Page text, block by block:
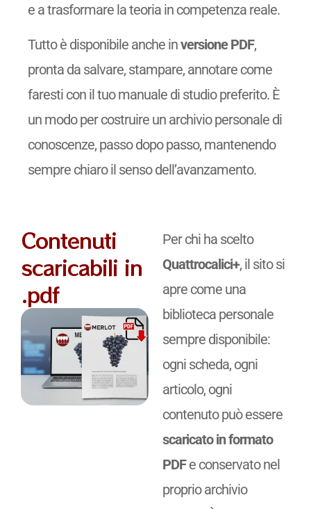
e a trasformare la teoria in competenza reale.
Tutto è disponibile anche inversione PDF,
pronta da salvare, stampare, annotare come
faresti con il tuo manuale di studio preferito. È
un modo per costruire un archivio personale di
conoscenze, passo dopo passo, mantenendo
sempre chiaro il senso dell’avanzamento.
Contenuti
scaricabili in
.pdf
Per chi ha scelto
Quattrocalici+, il sito si
apre come una
biblioteca personale
sempre disponibile:
ogni scheda, ogni
articolo, ogni
contenuto può essere
scaricato in formato
PDFe conservato nel
proprio archivio